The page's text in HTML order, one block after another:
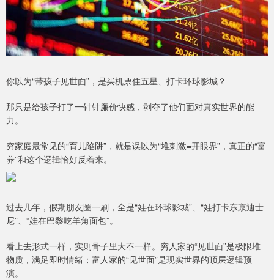
你以为“带孩子见世面”，是买机票住五星、打卡环球影城？
那只是给孩子打了一针针廉价快感，剥夺了他们面对真实世界的能
力。
穷家庭最常见的“育儿陷阱”，就是误以为“堆刺激=开眼界”，真正的“富
养”和这个逻辑恰好反着来。
过去几年，假期朋友圈一刷，全是“娃在环球影城”、“娃打卡东京迪士
尼”、“娃在巴黎吃羊角面包”。
看上去形式一样，实则骨子里大不一样。穷人家的“见世面”是极限堆
物质，满足即时情绪；富人家的“见世面”是现实世界的顶层逻辑预
演。